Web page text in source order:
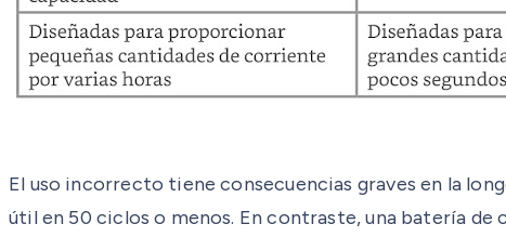
El uso incorrecto tiene consecuencias graves en la
útil en 50 ciclos o menos. En contraste, una batería